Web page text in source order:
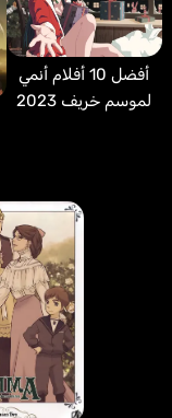
أفضل 10 أفلام أنمي
لموسم خريف 2023